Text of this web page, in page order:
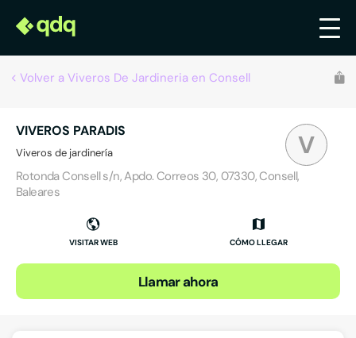
Volver a Viveros De Jardineria en Consell
V
VIVEROS PARADIS
Viveros de jardinería
Rotonda Consell s/n, Apdo. Correos 30, 07330, Consell,
Baleares
VISITAR WEB CÓMO LLEGAR
Llamar ahora